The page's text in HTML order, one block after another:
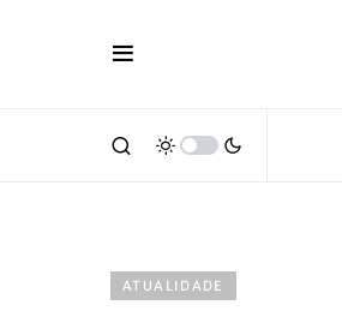
ATUALIDADE